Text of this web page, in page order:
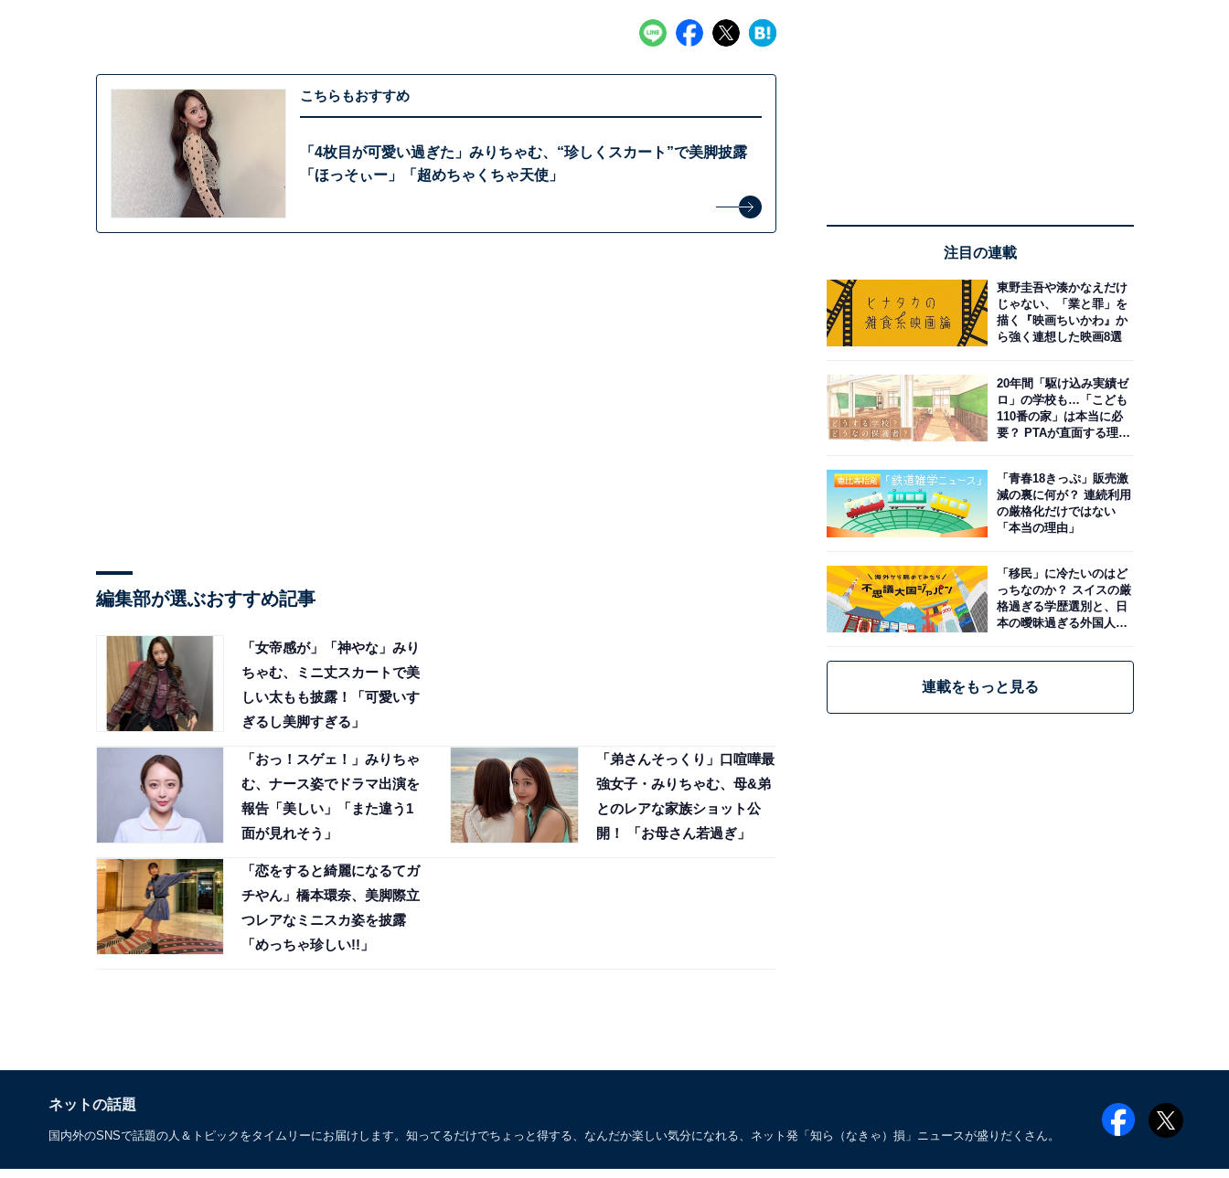
こちらもおすすめ
「4枚目が可愛い過ぎた」みりちゃむ、“珍しくスカート”で美脚披露
「ほっそぃー」「超めちゃくちゃ天使」
編集部が選ぶおすすめ記事
「女帝感が」「神やな」みり
ちゃむ、ミニ丈スカートで美
しい太もも披露！「可愛いす
ぎるし美脚すぎる」
「おっ！スゲェ！」みりちゃ
む、ナース姿でドラマ出演を
報告「美しい」「また違う1
面が見れそう」
「弟さんそっくり」口喧嘩最
強女子・みりちゃむ、母&弟
とのレアな家族ショット公
開！ 「お母さん若過ぎ」
「恋をすると綺麗になるてガ
チやん」橋本環奈、美脚際立
つレアなミニスカ姿を披露
「めっちゃ珍しい!!」
注目の連載
東野圭吾や湊かなえだけ
じゃない、「業と罪」を
描く『映画ちいかわ』か
ら強く連想した映画8選
20年間「駆け込み実績ゼ
ロ」の学校も…「こども
110番の家」は本当に必
要？ PTAが直面する理想
「青春18きっぷ」販売激
減の裏に何が？ 連続利用
の厳格化だけではない
「本当の理由」
「移民」に冷たいのはど
っちなのか？ スイスの厳
格過ぎる学歴選別と、日
本の曖昧過ぎる外国人政
連載をもっと見る
ネットの話題
国内外のSNSで話題の人＆トピックをタイムリーにお届けします。知ってるだけでちょっと得する、なんだか楽しい気分になれる、ネット発「知ら（なきゃ）損」ニュースが盛りだくさん。